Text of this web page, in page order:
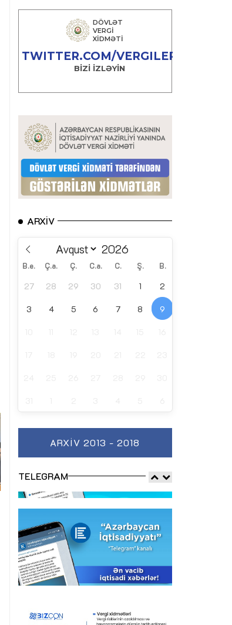
ARXIV
B.e. Ç.a. Ç. C.a. C. Ş. B.
27 28 29 30 31 1 2
3 4 5 6 7 8 9
ARXIV 2013 - 2018
TELEGRAM